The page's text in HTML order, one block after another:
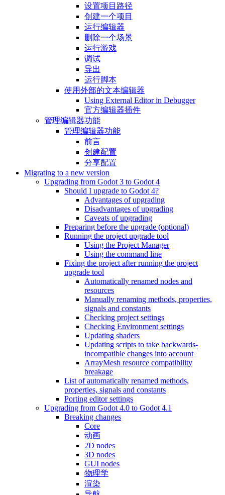
设置项目路径
创建一个项目
运行编辑器
删除一个场景
运行游戏
调试
导出
运行脚本
使用外部的文本编辑器
Using External Editor in Debugger
官方编辑器插件
管理编辑器功能
管理编辑器功能
前言
创建配置
分享配置
Migrating to a new version
Upgrading from Godot 3 to Godot 4
Should I upgrade to Godot 4?
Advantages of upgrading
Disadvantages of upgrading
Caveats of upgrading
Preparing before the upgrade (optional)
Running the project upgrade tool
Using the Project Manager
Using the command line
Fixing the project after running the project
upgrade tool
Automatically renamed nodes and
resources
Manually renaming methods, properties,
signals and constants
Checking project settings
Checking Environment settings
Updating shaders
Updating scripts to take backwards-
incompatible changes into account
ArrayMesh resource compatibility
breakage
List of automatically renamed methods,
properties, signals and constants
Porting editor settings
Upgrading from Godot 4.0 to Godot 4.1
Breaking changes
Core
动画
2D nodes
3D nodes
GUI nodes
物理学
渲染